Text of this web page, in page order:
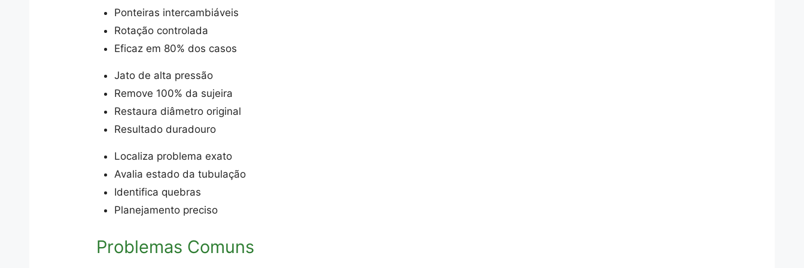
Ponteiras intercambiáveis
Rotação controlada
Eficaz em 80% dos casos
Jato de alta pressão
Remove 100% da sujeira
Restaura diâmetro original
Resultado duradouro
Localiza problema exato
Avalia estado da tubulação
Identifica quebras
Planejamento preciso
Problemas Comuns